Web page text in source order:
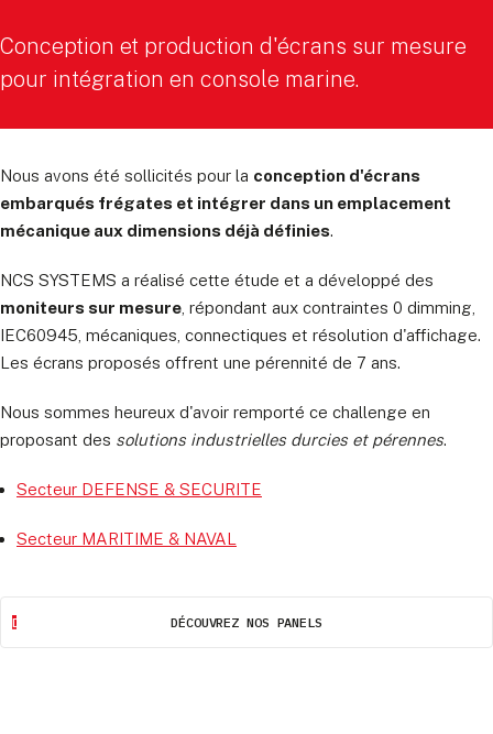
Conception et production d'écrans sur mesure
pour intégration en console marine.
Nous avons été sollicités pour la conception d'écrans
embarqués frégates et intégrer dans un emplacement
mécanique aux dimensions déjà définies.
NCS SYSTEMS a réalisé cette étude et a développé des
moniteurs sur mesure , répondant aux contraintes 0 dimming,
IEC60945, mécaniques, connectiques et résolution d'affichage.
Les écrans proposés offrent une pérennité de 7 ans.
Nous sommes heureux d'avoir remporté ce challenge en
proposant des solutions industrielles durcies et pérennes.
Secteur DEFENSE & SECURITE
Secteur MARITIME & NAVAL
DÉCOUVREZ NOS PANELS